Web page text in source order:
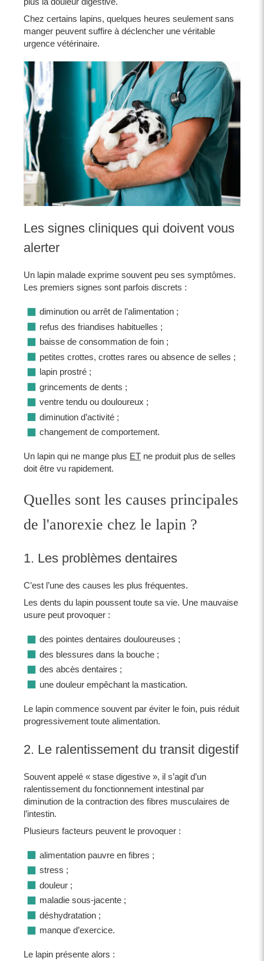
Chez certains lapins, quelques heures seulement sans
manger peuvent suffire à déclencher une véritable
urgence vétérinaire.
Les signes cliniques qui doivent vous
alerter
Un lapin malade exprime souvent peu ses symptômes.
Les premiers signes sont parfois discrets :
diminution ou arrêt de l’alimentation ;
refus des friandises habituelles ;
baisse de consommation de foin ;
petites crottes, crottes rares ou absence de selles ;
lapin prostré ;
grincements de dents ;
ventre tendu ou douloureux ;
diminution d’activité ;
changement de comportement.
Un lapin qui ne mange plus ET ne produit plus de selles
doit être vu rapidement.
Quelles sont les causes principales
de l'anorexie chez le lapin ?
1. Les problèmes dentaires
C’est l’une des causes les plus fréquentes.
Les dents du lapin poussent toute sa vie. Une mauvaise
usure peut provoquer :
des pointes dentaires douloureuses ;
des blessures dans la bouche ;
des abcès dentaires ;
une douleur empêchant la mastication.
Le lapin commence souvent par éviter le foin, puis réduit
progressivement toute alimentation.
2. Le ralentissement du transit digestif
Souvent appelé « stase digestive », il s’agit d’un
ralentissement du fonctionnement intestinal par
diminution de la contraction des fibres musculaires de
l’intestin.
Plusieurs facteurs peuvent le provoquer :
alimentation pauvre en fibres ;
stress ;
douleur ;
maladie sous-jacente ;
déshydratation ;
manque d’exercice.
Le lapin présente alors :